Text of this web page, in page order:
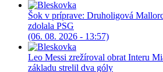
Šok v príprave: Druholigová
zdolala PSG
(06. 08. 2026 - 13:57)
Leo Messi zrežíroval obrat Interu
základu strelil dva góly